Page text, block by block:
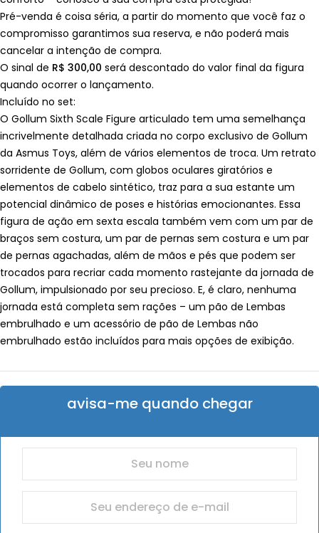
Pré-venda é coisa séria, a partir do momento que você faz o
compromisso garantimos sua reserva, e não poderá mais
cancelar a intenção de compra.
O sinal de R$ 300,00 será descontado do valor final da figura
quando ocorrer o lançamento.
Incluído no set:
O Gollum Sixth Scale Figure articulado tem uma semelhança
incrivelmente detalhada criada no corpo exclusivo de Gollum
da Asmus Toys, além de vários elementos de troca. Um retrato
sorridente de Gollum, com globos oculares giratórios e
elementos de cabelo sintético, traz para a sua estante um
potencial dinâmico de poses e histórias emocionantes. Essa
figura de ação em sexta escala também vem com um par de
braços sem costura, um par de pernas sem costura e um par
de pernas agachadas, além de mãos e pés que podem ser
trocados para recriar cada momento rastejante da jornada de
Gollum, impulsionado por seu precioso. E, é claro, nenhuma
jornada está completa sem rações – um pão de Lembas
embrulhado e um acessório de pão de Lembas não
embrulhado estão incluídos para mais opções de exibição.
avisa-me quando chegar